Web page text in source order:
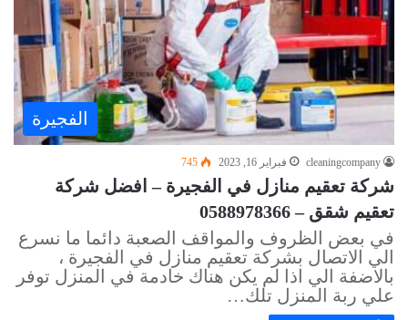
الفجيرة
cleaningcompany فبراير 16, 2023 745
شركة تعقيم منازل في الفجيرة – افضل شركة
تعقيم شقق – 0588978366
في بعض الظروف والمواقف الصعبة دائما ما نسرع
الي الاتصال بشركة تعقيم منازل في الفجيرة ،
بالاضفة الي اذا لم يكن هناك خادمة في المنزل توفر
علي ربة المنزل تلك…